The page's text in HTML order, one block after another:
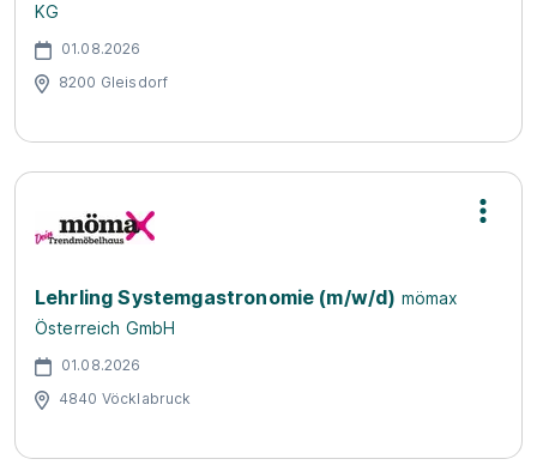
KG
01.08.2026
8200 Gleisdorf
Lehrling Systemgastronomie (m/w/d) mömax
Österreich GmbH
01.08.2026
4840 Vöcklabruck